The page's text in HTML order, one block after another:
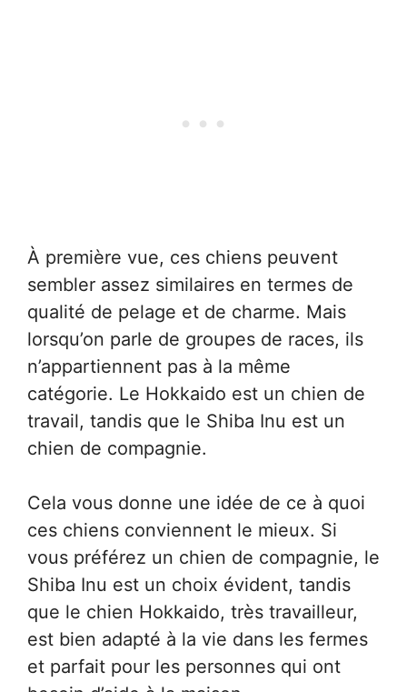
À première vue, ces chiens peuvent
sembler assez similaires en termes de
qualité de pelage et de charme. Mais
lorsqu’on parle de groupes de races, ils
n’appartiennent pas à la même
catégorie. Le Hokkaido est un chien de
travail, tandis que le Shiba Inu est un
chien de compagnie.
Cela vous donne une idée de ce à quoi
ces chiens conviennent le mieux. Si
vous préférez un chien de compagnie, le
Shiba Inu est un choix évident, tandis
que le chien Hokkaido, très travailleur,
est bien adapté à la vie dans les fermes
et parfait pour les personnes qui ont